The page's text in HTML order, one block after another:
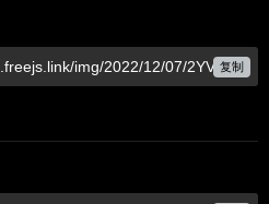
复制